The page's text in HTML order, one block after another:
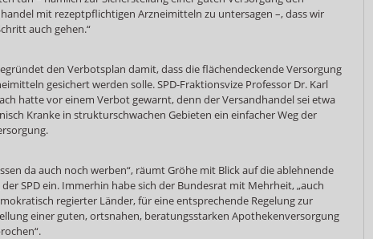
mit rezeptpflichtigen Arzneimitteln zu untersagen –, dass wir
auch gehen.“
den Verbotsplan damit, dass die flächendeckende Versorgung
gesichert werden solle. SPD-Fraktionsvize Professor Dr. Karl
hatte vor einem Verbot gewarnt, denn der Versandhandel sei etwa
Kranke in strukturschwachen Gebieten ein einfacher Weg der
da auch noch werben“, räumt Gröhe mit Blick auf die ablehnende
SPD ein. Immerhin habe sich der Bundesrat mit Mehrheit, „auch
regierter Länder, für eine entsprechende Regelung zur
einer guten, ortsnahen, beratungsstarken Apothekenversorgung